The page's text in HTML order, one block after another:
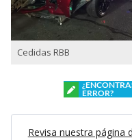
Cedidas RBB
ERROR?
Revisa nuestra página